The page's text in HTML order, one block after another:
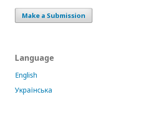
Make a Submission
Language
English
Українська